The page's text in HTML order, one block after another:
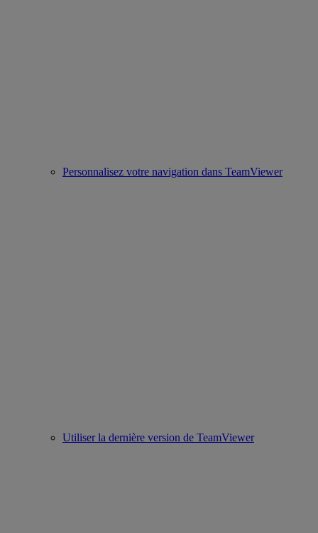
Personnalisez votre navigation dans TeamViewer
Utiliser la dernière version de TeamViewer